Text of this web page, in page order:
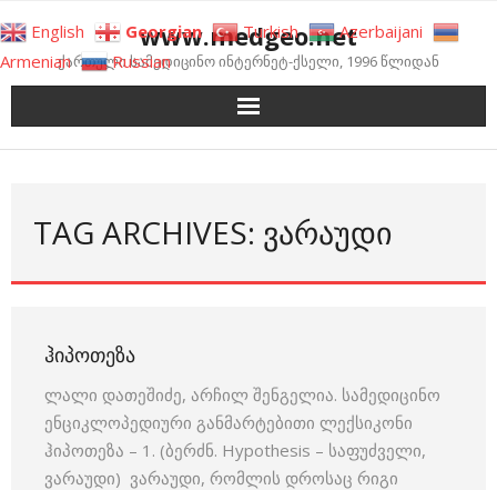
to
content
www.medgeo.net
ქართული სამედიცინო ინტერნეტ-ქსელი, 1996 წლიდან
TAG ARCHIVES: ᲕᲐᲠᲐᲣᲓᲘ
ᲰᲘᲞᲝᲗᲔᲖᲐ
ლალი დათეშიძე, არჩილ შენგელია. სამედიცინო
ენციკლოპედიური განმარტებითი ლექსიკონი
ჰიპოთეზა – 1. (ბერძნ. Hypothesis – საფუძველი,
ვარაუდი) ვარაუდი, რომლის დროსაც რიგი
English Georgian Turkish
Azerbaijani
Armenian
Russian